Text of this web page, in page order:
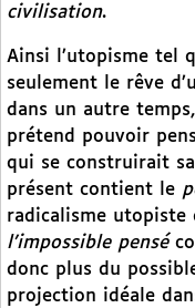
civilisation.
Ainsi l’utopisme tel
seulement le rêve
dans un autre
prétend pouvoir
qui se construirait
présent contient le
radicalisme
l’impossible pensé
donc plus du
projection idéale